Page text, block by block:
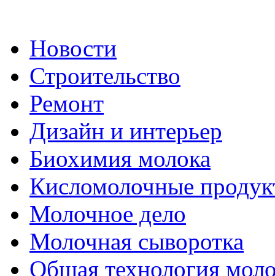
Новости
Строительство
Ремонт
Дизайн и интерьер
Биохимия молока
Кисломолочные
Молочное дело
Молочная сыворотка
Общая технология